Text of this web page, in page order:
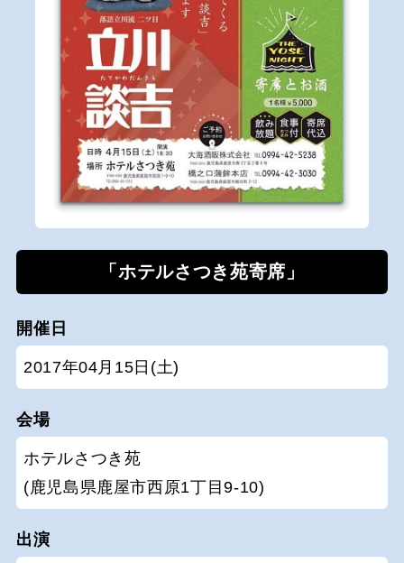
「ホテルさつき苑寄席」
開催日
2017年04月15日(土)
会場
ホテルさつき苑
(鹿児島県鹿屋市西原1丁目9-10)
出演